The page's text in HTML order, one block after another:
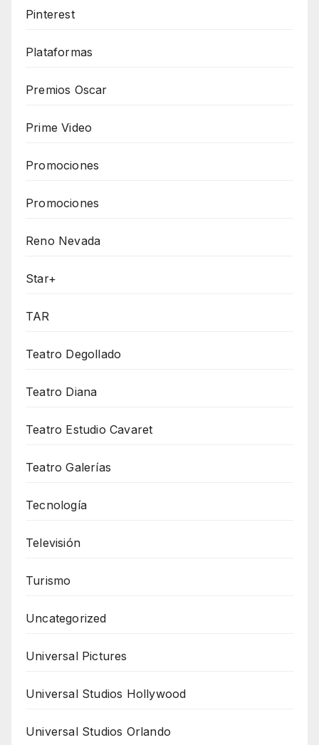
Pinterest
Plataformas
Premios Oscar
Prime Video
Promociones
Promociones
Reno Nevada
Star+
TAR
Teatro Degollado
Teatro Diana
Teatro Estudio Cavaret
Teatro Galerías
Tecnología
Televisión
Turismo
Uncategorized
Universal Pictures
Universal Studios Hollywood
Universal Studios Orlando